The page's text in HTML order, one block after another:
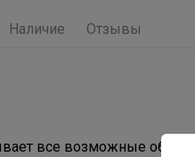
Наличие Отзывы
все возможные